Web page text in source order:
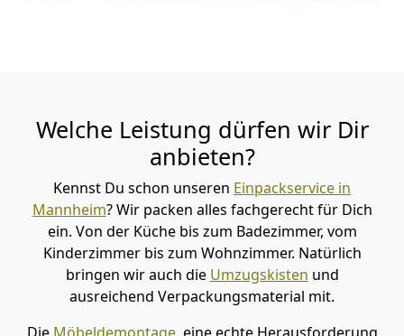
Welche Leistung dürfen wir Dir
anbieten?
Kennst Du schon unseren Einpackservice in
Mannheim? Wir packen alles fachgerecht für Dich
ein. Von der Küche bis zum Badezimmer, vom
Kinderzimmer bis zum Wohnzimmer. Natürlich
bringen wir auch die Umzugskisten und
ausreichend Verpackungsmaterial mit.
Die Möbeldemontage, eine echte Herausforderung